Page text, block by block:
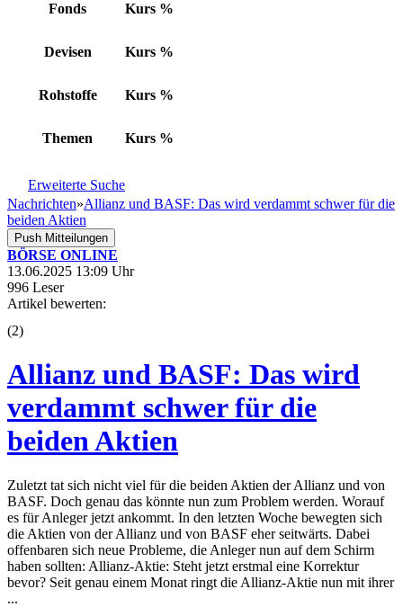
Fonds Kurs %
Devisen Kurs %
Rohstoffe Kurs %
Themen Kurs %
Erweiterte Suche
Nachrichten»Allianz und BASF: Das wird verdammt schwer für die
beiden Aktien
Push Mitteilungen
BÖRSE ONLINE
13.06.2025 13:09 Uhr
996 Leser
Artikel bewerten:
(2)
Allianz und BASF: Das wird
verdammt schwer für die
beiden Aktien
Zuletzt tat sich nicht viel für die beiden Aktien der Allianz und von
BASF. Doch genau das könnte nun zum Problem werden. Worauf
es für Anleger jetzt ankommt. In den letzten Woche bewegten sich
die Aktien von der Allianz und von BASF eher seitwärts. Dabei
offenbaren sich neue Probleme, die Anleger nun auf dem Schirm
haben sollten: Allianz-Aktie: Steht jetzt erstmal eine Korrektur
bevor? Seit genau einem Monat ringt die Allianz-Aktie nun mit ihrer
...